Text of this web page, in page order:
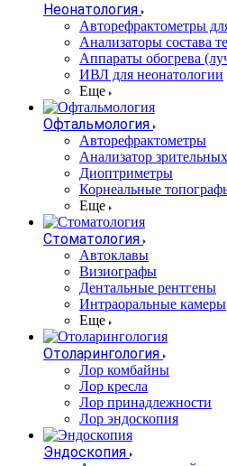
Неонатология
Авторефрактометры
Анализаторы состава
Аппараты обогрева
ИВЛ для неонатологии
Еще
Офтальмология
Авторефрактометры
Анализатор
Диоптриметры
Корнеальные
Еще
Стоматология
Автоклавы
Визиографы
Дентальные рентгены
Интраоральные камеры
Еще
Отоларингология
Лор комбайны
Лор кресла
Лор принадлежности
Лор эндоскопия
Эндоскопия